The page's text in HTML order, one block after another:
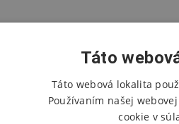
Táto
Táto webová lokalita
Používaním našej
cookie v